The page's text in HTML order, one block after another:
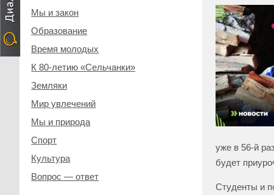
уже в 56-й
будет
Студенты и
Мы и закон
Образование
Время молодых
К 80-летию «Сельчанки»
Земляки
Мир увлечений
Мы и природа
Спорт
Культура
Вопрос — ответ